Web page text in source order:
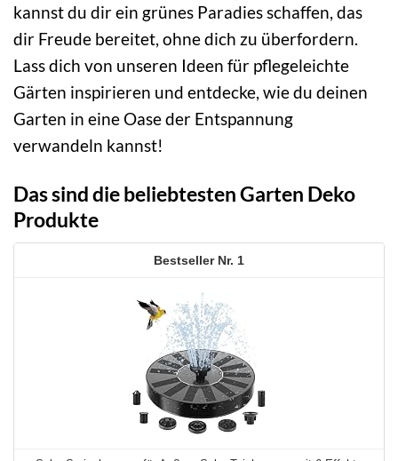
kannst du dir ein grünes Paradies schaffen, das
dir Freude bereitet, ohne dich zu überfordern.
Lass dich von unseren Ideen für pflegeleichte
Gärten inspirieren und entdecke, wie du deinen
Garten in eine Oase der Entspannung
verwandeln kannst!
Das sind die beliebtesten Garten Deko
Produkte
1